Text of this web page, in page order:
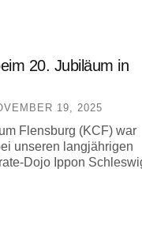
20. Jubiläum in
19, 2025
Flensburg (KCF) war
unseren langjährigen
Dojo Ippon